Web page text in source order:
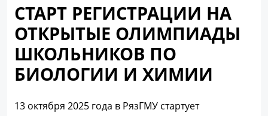
СТАРТ РЕГИСТРАЦИИ НА
ОТКРЫТЫЕ ОЛИМПИАДЫ
ШКОЛЬНИКОВ ПО
БИОЛОГИИ И ХИМИИ
13 октября 2025 года в РязГМУ стартует